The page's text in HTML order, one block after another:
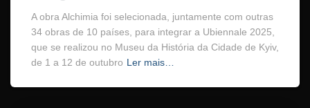
A obra Alchimia foi selecionada, juntamente com outras
34 obras de 10 países, para integrar a Ubiennale 2025,
que se realizou no Museu da História da Cidade de Kyiv,
de 1 a 12 de outubro Ler mais…